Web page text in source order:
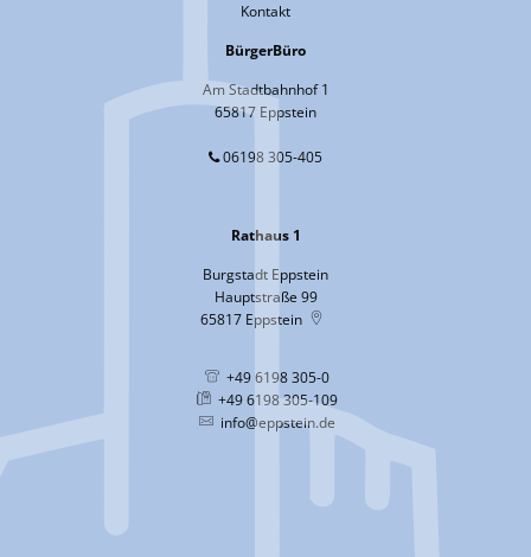
Kontakt
BürgerBüro
Am Stadtbahnhof 1
65817 Eppstein
06198 305-405
Rathaus 1
Burgstadt Eppstein
Hauptstraße 99
65817 Eppstein
+49 6198 305-0
+49 6198 305-109
info@eppstein.de